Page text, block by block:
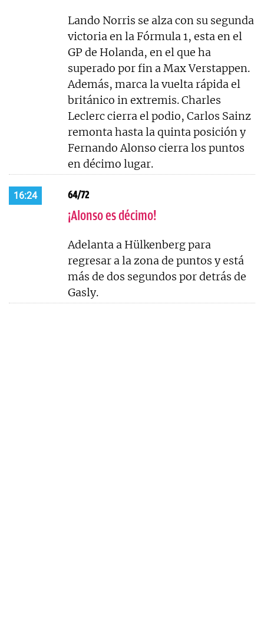
Lando Norris se alza con su segunda
victoria en la Fórmula 1, esta en el
GP de Holanda, en el que ha
superado por fin a Max Verstappen.
Además, marca la vuelta rápida el
británico in extremis. Charles
Leclerc cierra el podio, Carlos Sainz
remonta hasta la quinta posición y
Fernando Alonso cierra los puntos
en décimo lugar.
16:24 64/72
¡Alonso es décimo!
Adelanta a Hülkenberg para
regresar a la zona de puntos y está
más de dos segundos por detrás de
Gasly.